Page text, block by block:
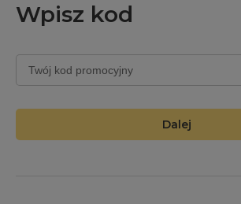
Wpisz kod
Twój kod promocyjny
Dalej